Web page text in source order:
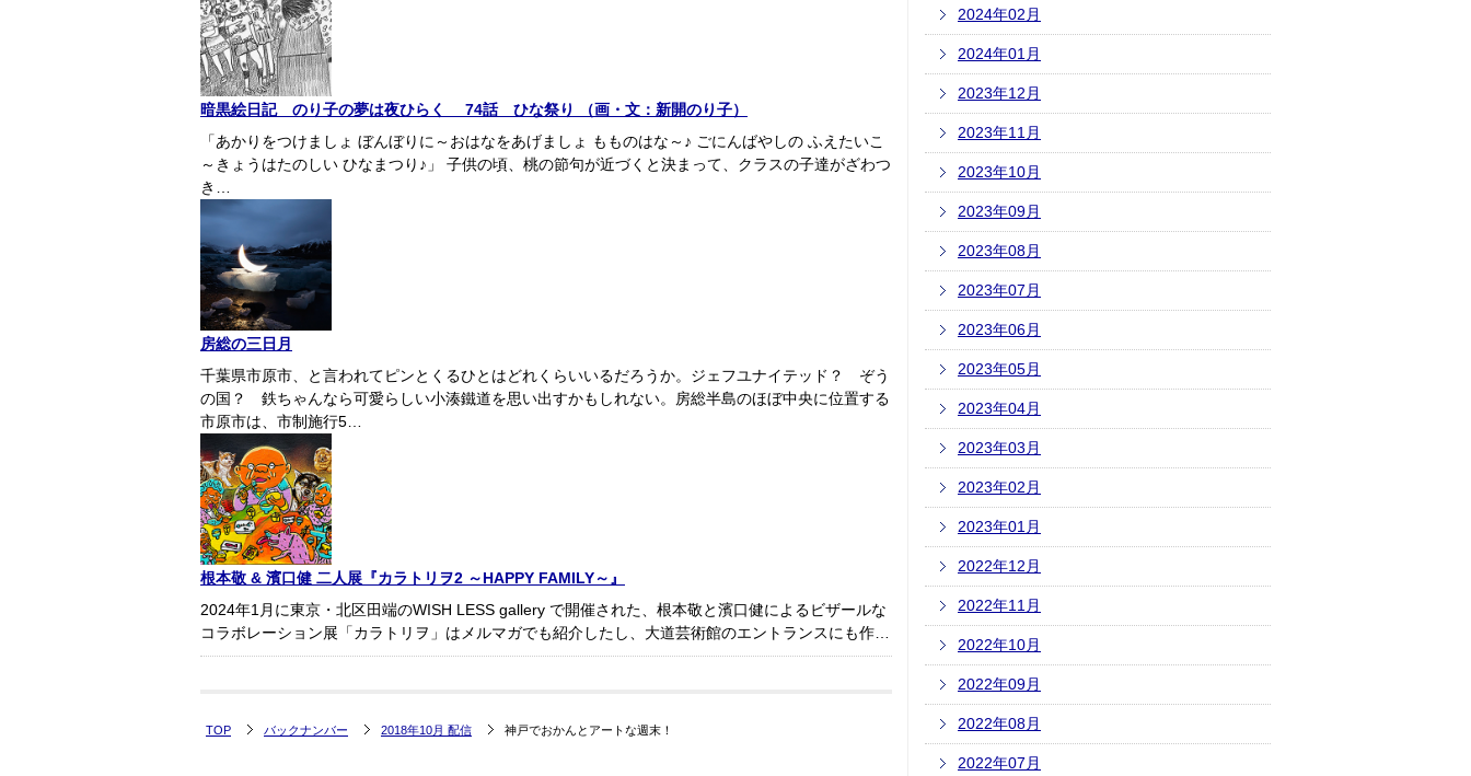
暗黒絵日記 のり子の夢は夜ひらく 74話 ひな祭り （画・文：新開のり子）
「あかりをつけましょ ぼんぼりに～おはなをあげましょ もものはな～♪ ごにんばやしの ふえたいこ
～きょうはたのしい ひなまつり♪」 子供の頃、桃の節句が近づくと決まって、クラスの子達がざわつ
き…
房総の三日月
千葉県市原市、と言われてピンとくるひとはどれくらいいるだろうか。ジェフユナイテッド？ ぞう
の国？ 鉄ちゃんなら可愛らしい小湊鐵道を思い出すかもしれない。房総半島のほぼ中央に位置する
市原市は、市制施行5…
根本敬 & 濱口健 二人展『カラトリヲ2 ～HAPPY FAMILY～』
2024年1月に東京・北区田端のWISH LESS gallery で開催された、根本敬と濱口健によるビザールな
コラボレーション展「カラトリヲ」はメルマガでも紹介したし、大道芸術館のエントランスにも作…
TOP バックナンバー 2018年10月 配信 神戸でおかんとアートな週末！
2024年02月
2024年01月
2023年12月
2023年11月
2023年10月
2023年09月
2023年08月
2023年07月
2023年06月
2023年05月
2023年04月
2023年03月
2023年02月
2023年01月
2022年12月
2022年11月
2022年10月
2022年09月
2022年08月
2022年07月